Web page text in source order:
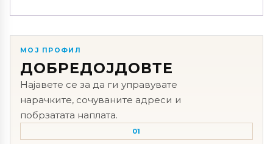
МОЈ ПРОФИЛ
ДОБРЕДОЈДОВТЕ
Најавете се за да ги управувате
нарачките, сочуваните адреси и
побрзатата наплата.
01